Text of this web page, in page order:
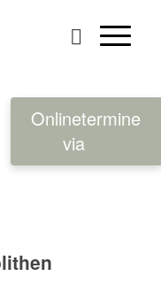
Onlinetermine
via